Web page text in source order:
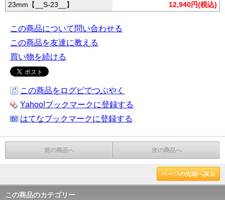
23mm【__S-23__】
12,940円(税込)
この商品について問い合わせる
この商品を友達に教える
買い物を続ける
この商品をログピでつぶやく
Yahoo!ブックマークに登録する
はてなブックマークに登録する
前の商品へ 次の商品へ
ページの先頭へ戻る
この商品のカテゴリー